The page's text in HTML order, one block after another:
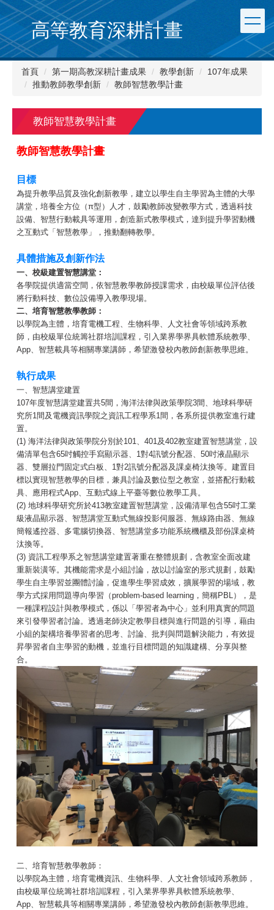
跳
到
主
要
內
高等教育深耕計畫
首頁 第一期高教深耕計畫成果 教學創新
107年成果
推動教師教學創新
教師智慧教學計畫
教師智慧教學計畫
教師智慧教學計畫
目標
為提升教學品質及強化創新教學，建立以學生自主學習為主體的大學
講堂，培養全方位（π型）人才，鼓勵教師改變教學方式，透過科技
設備、智慧行動載具等運用，創造新式教學模式，達到提升學習動機
之互動式「智慧教學」，推動翻轉教學。
具體措施及創新作法
一、校級建置智慧講堂：
各學院提供適當空間，依智慧教學教師授課需求，由校級單位評估後
將行動科技、數位設備導入教學現場。
二、培育智慧教學教師：
以學院為主體，培育電機工程、生物科學、人文社會等領域跨系教
師，由校級單位統籌社群培訓課程，引入業界學界具軟體系統教學、
App、智慧載具等相關專業講師，希望激發校內教師創新教學思維。
執行成果
一、智慧講堂建置
107年度智慧講堂建置共5間，海洋法律與政策學院3間、地球科學研
究所1間及電機資訊學院之資訊工程學系1間，各系所提供教室進行建
置。
(1) 海洋法律與政策學院分別於101、401及402教室建置智慧講堂，設
備清單包含65吋觸控手寫顯示器、1對4訊號分配器、50吋液晶顯示
器、雙層拉門固定式白板、1對2訊號分配器及課桌椅汰換等。建置目
標以實現智慧教學的目標，兼具討論及數位型之教室，並搭配行動載
具、應用程式App、互動式線上平臺等數位教學工具。
(2) 地球科學研究所於413教室建置智慧講堂，設備清單包含55吋工業
級液晶顯示器、智慧講堂互動式無線投影伺服器、無線路由器、無線
簡報遙控器、多電腦切換器、智慧講堂多功能系統機櫃及部份課桌椅
汰換等。
(3) 資訊工程學系之智慧講堂建置著重在整體規劃，含教室全面改建
重新裝潢等。其機能需求是小組討論，故以討論室的形式規劃，鼓勵
學生自主學習並團體討論，促進學生學習成效，擴展學習的場域，教
學方式採用問題導向學習（problem-based learning，簡稱PBL），是
一種課程設計與教學模式，係以「學習者為中心」並利用真實的問題
來引發學習者討論。透過老師決定教學目標與進行問題的引導，藉由
小組的架構培養學習者的思考、討論、批判與問題解決能力，有效提
昇學習者自主學習的動機，並進行目標問題的知識建構、分享與整
合。
二、培育智慧教學教師：
以學院為主體，培育電機資訊、生物科學、人文社會領域跨系教師，
由校級單位統籌社群培訓課程，引入業界學界具軟體系統教學、
App、智慧載具等相關專業講師，希望激發校內教師創新教學思維。